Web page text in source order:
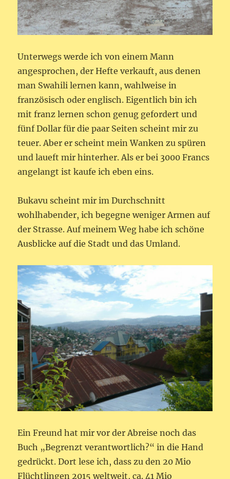
Unterwegs werde ich von einem Mann
angesprochen, der Hefte verkauft, aus denen
man Swahili lernen kann, wahlweise in
französisch oder englisch. Eigentlich bin ich
mit franz lernen schon genug gefordert und
fünf Dollar für die paar Seiten scheint mir zu
teuer. Aber er scheint mein Wanken zu spüren
und laueft mir hinterher. Als er bei 3000 Francs
angelangt ist kaufe ich eben eins.
Bukavu scheint mir im Durchschnitt
wohlhabender, ich begegne weniger Armen auf
der Strasse. Auf meinem Weg habe ich schöne
Ausblicke auf die Stadt und das Umland.
Ein Freund hat mir vor der Abreise noch das
Buch „Begrenzt verantwortlich?“ in die Hand
gedrückt. Dort lese ich, dass zu den 20 Mio
Flüchtlingen 2015 weltweit, ca. 41 Mio